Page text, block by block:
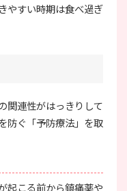
やすい時期は食べ過ぎ
関連性がはっきりして
防ぐ「予防療法」を取
起こる前から鎮痛薬や